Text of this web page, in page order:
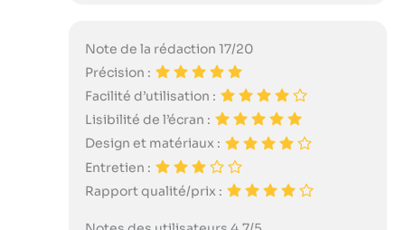
Note de la rédaction 17/20
Précision :
Facilité d’utilisation :
Lisibilité de l’écran :
Design et matériaux :
Entretien :
Rapport qualité/prix :